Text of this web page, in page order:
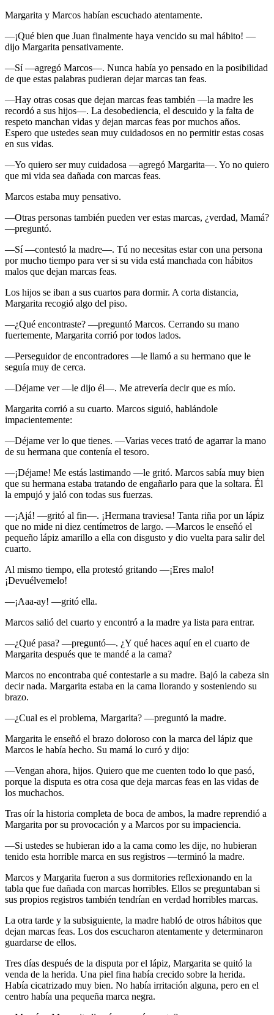
Margarita y Marcos habían escuchado atentamente.
—¡Qué bien que Juan finalmente haya vencido su mal hábito! —
dijo Margarita pensativamente.
—Sí —agregó Marcos—. Nunca había yo pensado en la posibilidad
de que estas palabras pudieran dejar marcas tan feas.
—Hay otras cosas que dejan marcas feas también —la madre les
recordó a sus hijos—. La desobediencia, el descuido y la falta de
respeto manchan vidas y dejan marcas feas por muchos años.
Espero que ustedes sean muy cuidadosos en no permitir estas cosas
en sus vidas.
—Yo quiero ser muy cuidadosa —agregó Margarita—. Yo no quiero
que mi vida sea dañada con marcas feas.
Marcos estaba muy pensativo.
—Otras personas también pueden ver estas marcas, ¿verdad, Mamá?
—preguntó.
—Sí —contestó la madre—. Tú no necesitas estar con una persona
por mucho tiempo para ver si su vida está manchada con hábitos
malos que dejan marcas feas.
Los hijos se iban a sus cuartos para dormir. A corta distancia,
Margarita recogió algo del piso.
—¿Qué encontraste? —preguntó Marcos. Cerrando su mano
fuertemente, Margarita corrió por todos lados.
—Perseguidor de encontradores —le llamó a su hermano que le
seguía muy de cerca.
—Déjame ver —le dijo él—. Me atrevería decir que es mío.
Margarita corrió a su cuarto. Marcos siguió, hablándole
impacientemente:
—Déjame ver lo que tienes. —Varias veces trató de agarrar la mano
de su hermana que contenía el tesoro.
—¡Déjame! Me estás lastimando —le gritó. Marcos sabía muy bien
que su hermana estaba tratando de engañarlo para que la soltara. Él
la empujó y jaló con todas sus fuerzas.
—¡Ajá! —gritó al fin—. ¡Hermana traviesa! Tanta riña por un lápiz
que no mide ni diez centímetros de largo. —Marcos le enseñó el
pequeño lápiz amarillo a ella con disgusto y dio vuelta para salir del
cuarto.
Al mismo tiempo, ella protestó gritando —¡Eres malo!
¡Devuélvemelo!
—¡Aaa-ay! —gritó ella.
Marcos salió del cuarto y encontró a la madre ya lista para entrar.
—¿Qué pasa? —preguntó—. ¿Y qué haces aquí en el cuarto de
Margarita después que te mandé a la cama?
Marcos no encontraba qué contestarle a su madre. Bajó la cabeza sin
decir nada. Margarita estaba en la cama llorando y sosteniendo su
brazo.
—¿Cual es el problema, Margarita? —preguntó la madre.
Margarita le enseñó el brazo doloroso con la marca del lápiz que
Marcos le había hecho. Su mamá lo curó y dijo:
—Vengan ahora, hijos. Quiero que me cuenten todo lo que pasó,
porque la disputa es otra cosa que deja marcas feas en las vidas de
los muchachos.
Tras oír la historia completa de boca de ambos, la madre reprendió a
Margarita por su provocación y a Marcos por su impaciencia.
—Si ustedes se hubieran ido a la cama como les dije, no hubieran
tenido esta horrible marca en sus registros —terminó la madre.
Marcos y Margarita fueron a sus dormitories reflexionando en la
tabla que fue dañada con marcas horribles. Ellos se preguntaban si
sus propios registros también tendrían en verdad horribles marcas.
La otra tarde y la subsiguiente, la madre habló de otros hábitos que
dejan marcas feas. Los dos escucharon atentamente y determinaron
guardarse de ellos.
Tres días después de la disputa por el lápiz, Margarita se quitó la
venda de la herida. Una piel fina había crecido sobre la herida.
Había cicatrizado muy bien. No había irritación alguna, pero en el
centro había una pequeña marca negra.